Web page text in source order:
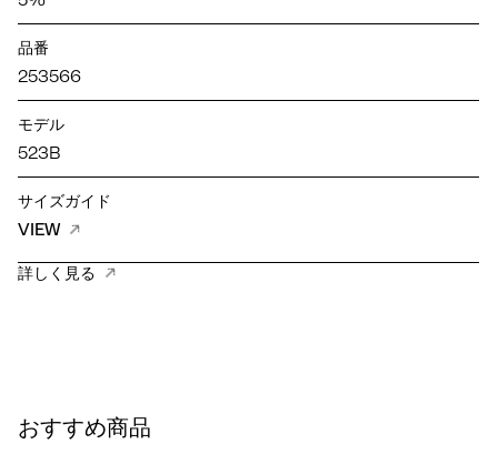
品番
253566
モデル
523B
サイズガイド
VIEW
詳しく見る
おすすめ商品